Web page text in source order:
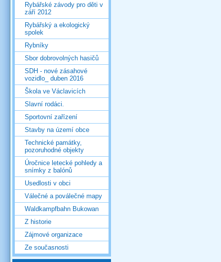
Rybářské závody pro děti v
září 2012
Rybářský a ekologický
spolek
Rybníky
Sbor dobrovolných hasičů
SDH - nové zásahové
vozidlo_ duben 2016
Škola ve Václavicích
Slavní rodáci.
Sportovní zařízení
Stavby na území obce
Technické památky,
pozoruhodné objekty
Úročnice letecké pohledy a
snímky z balónů
Usedlosti v obci
Válečné a poválečné mapy
Waldkampfbahn Bukowan
Z historie
Zájmové organizace
Ze současnosti